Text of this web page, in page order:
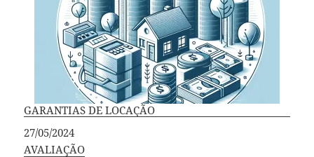
GARANTIAS DE LOCAÇÃO
Data
27/05/2024
Em relação a
AVALIAÇÃO